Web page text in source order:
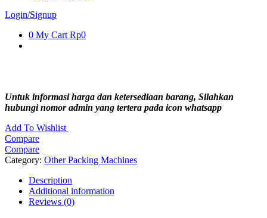
Login/Signup
0 My Cart Rp0
Untuk informasi harga dan ketersediaan barang, Silahkan
hubungi nomor admin yang tertera pada icon whatsapp
Add To Wishlist
Compare
Compare
Category: Other Packing Machines
Description
Additional information
Reviews (0)